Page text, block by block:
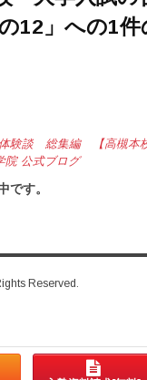
12 」への1
験談 総集編 【高槻本
院 公式ブログ
です。
Reserved.